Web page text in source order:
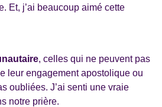
Et, j’ai beaucoup aimé cette
, celles qui ne peuvent pas
leur engagement apostolique ou
oubliées. J’ai senti une vraie
notre prière.